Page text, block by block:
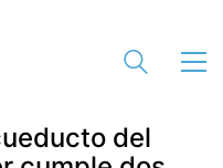
del